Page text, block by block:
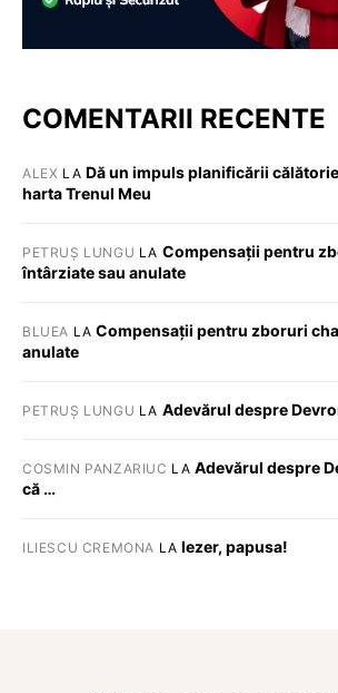
COMENTARII RECENTE
ALEX LA Dă un impuls planificării
harta Trenul Meu
PETRUȘ LUNGU LA Compensații pentru
întârziate sau anulate
BLUEA LACompensații pentru zboruri
anulate
PETRUȘ LUNGU LA Adevărul despre
COSMIN PANZARIUC LA Adevărul despre
că …
ILIESCU CREMONA LA Iezer, papusa!